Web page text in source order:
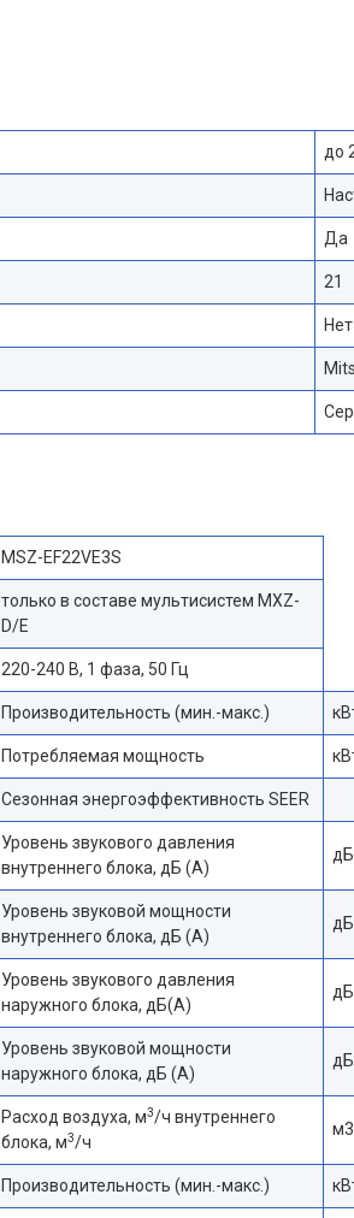
до
Да
21
Нет
MSZ-EF22VE3S
только в составе мультисистем MXZ-
D/E
220-240 В, 1 фаза, 50 Гц
Производительность (мин.-макс.)
Потребляемая мощность
Сезонная энергоэффективность SEER
Уровень звукового давления
внутреннего блока, дБ (А)
Уровень звуковой мощности
внутреннего блока, дБ (А)
Уровень звукового давления
наружного блока, дБ(A)
Уровень звуковой мощности
наружного блока, дБ (А)
Расход воздуха, м3/ч внутреннего
блока, м3/ч
Производительность (мин.-макс.)